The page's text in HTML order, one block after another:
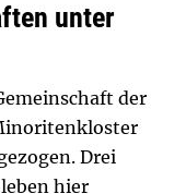
unter
der
Drei
hier